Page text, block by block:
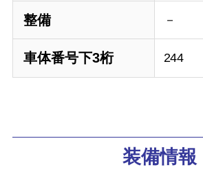
整備 －
車体番号下3桁 244
装備情報